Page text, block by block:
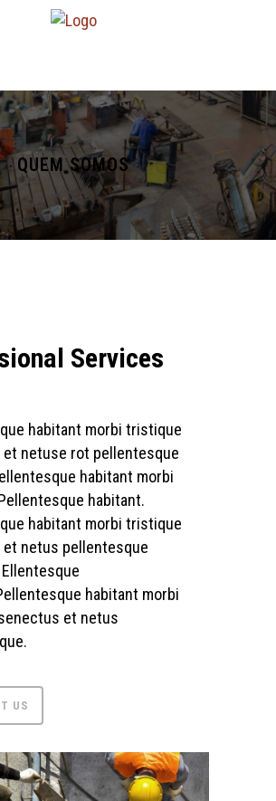
QUEM SOMOS
Services
habitant morbi tristique
netuse rot pellentesque
habitant morbi
habitant.
habitant morbi tristique
netus pellentesque
habitant morbi
et netus
US